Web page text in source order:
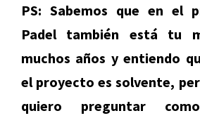
PS: Sabemos que en el
Padel también está tu
muchos años y entiendo
el proyecto es solvente,
quiero preguntar